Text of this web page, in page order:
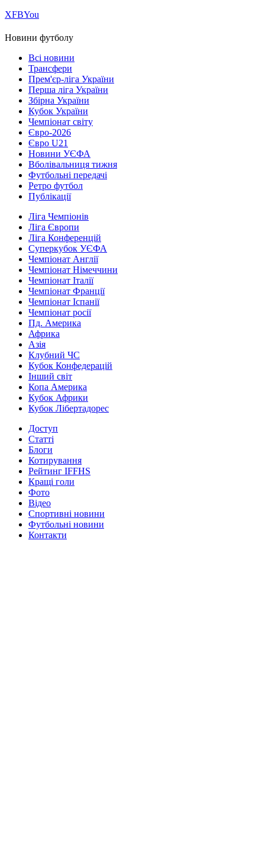
ХFBYou
Новини футболу
Всі новини
Трансфери
Прем'єр-ліга України
Перша ліга України
Збірна України
Кубок України
Чемпіонат світу
Євро-2026
Євро U21
Новини УЄФА
Вболівальниця тижня
Футбольні передачі
Ретро футбол
Публікації
Ліга Чемпіонів
Ліга Європи
Ліга Конференцій
Суперкубок УЄФА
Чемпіонат Англії
Чемпіонат Німеччини
Чемпіонат Італії
Чемпіонат Франції
Чемпіонат Іспанії
Чемпіонат росії
Пд. Америка
Африка
Азія
Клубний ЧС
Кубок Конфедерацій
Інший світ
Копа Америка
Кубок Африки
Кубок Лібертадорес
Доступ
Статті
Блоги
Котирування
Рейтинг IFFHS
Кращі голи
Фото
Відео
Спортивні новини
Футбольні новини
Контакти